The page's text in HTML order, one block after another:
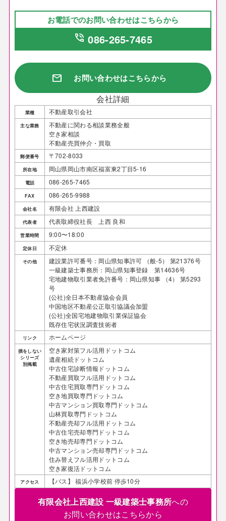
お電話でのお問い合わせはこちらから
phone_in_talk 086-265-7465
mail お問い合わせはこちらから
会社詳細
業種 不動産取引会社
主な業務
不動産に関わる相談業務全般
空き家相談
不動産売買仲介・買取
郵便番号 〒702-8033
所在地 岡山県岡山市南区福富東2丁目5-16
電話 086-265-7465
FAX 086-265-9988
会社名 有限会社 上西建設
代表者 代表取締役社長 上西 良和
営業時間 9:00〜18:00
定休日 不定休
その他
建設業許可番号：岡山県知事許可 （般-5） 第21376号
一級建築士事務所：岡山県知事登録 第14636号
宅地建物取引業者免許番号：岡山県知事 （4） 第5293
号
(公社)全日本不動産協会会員
中国地区不動産公正取引協議会加盟
(公社)全国宅地建物取引業保証協会
既存住宅状況調査技術者
リンク ホームページ
損をしない
シリーズ
別掲載
空き家対策フル活用ドットコム
遺産相続ドットコム
中古住宅診断情報ドットコム
不動産買取フル活用ドットコム
中古住宅買取専門ドットコム
空き地買取専門ドットコム
中古マンション買取専門ドットコム
山林買取専門ドットコム
不動産売却フル活用ドットコム
中古住宅売却専門ドットコム
空き地売却専門ドットコム
中古マンション売却専門ドットコム
住み替えフル活用ドットコム
空き家復活ドットコム
アクセス 【バス】 福浜小学校前 停歩10分
有限会社上西建設 一級建築士事務所への
お問い合わせはこちらから